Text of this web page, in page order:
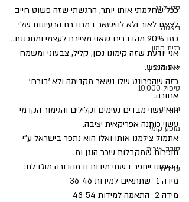
סטיילינג
דיאטה
רזית המון
לאכול נכון
טיפול 10,000
תרבות
מופע קומי
סובב אירית
עגילים
ככל שחלמתי אותו יותר, הרגשתי שזה פשוט חייב
לצאת לאור ולא להישאר במחברת הרעיונות שלי
כמו 90% מהדברים שאני מציירת לעצמי ומתכננת..
אני יודעת שזה קימונו נכון, קליל, צבעוני ומשמח
את הנפש.
כזה שהפרונט שלו נשאר מקדימה ולא 'בורח'
אחורה.
הוא עשוי מבדים נעימים וקלילים והגימור הקדמי
עשוי כותנה אפריקאית יציבה.
אתמול צילמנו אותו ואלו הוא נתפר בישראל ע"י
תופרות שמקבלות שכר הוגן ומ.
הקימונו ייתפר בשתי מידות ובמהדורה מוגבלת:
מידה 1- שתתאים למידות 36-46
מידה 2- התאמה למידות 48-54